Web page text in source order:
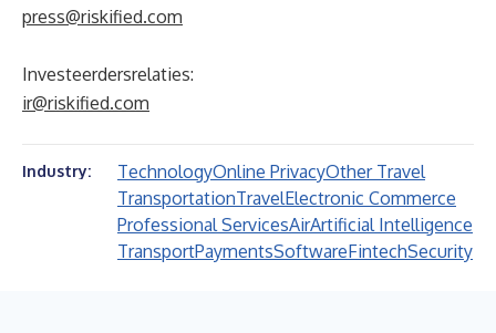
press@riskified.com
Investeerdersrelaties:
ir@riskified.com
Industry: TechnologyOnline PrivacyOther Travel
TransportationTravelElectronic Commerce
Professional ServicesAirArtificial Intelligence
TransportPaymentsSoftwareFintechSecurity